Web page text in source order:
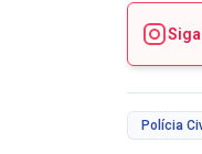
Polícia